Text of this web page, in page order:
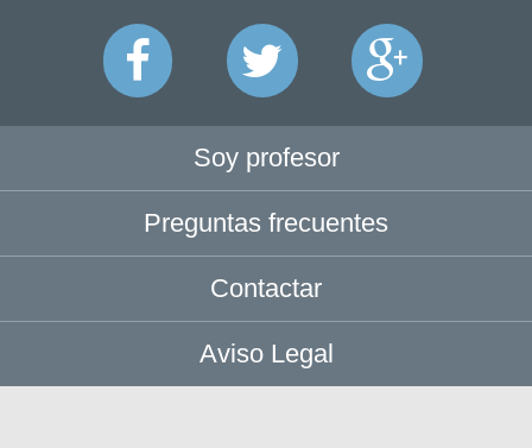
Soy profesor
Preguntas frecuentes
Contactar
Aviso Legal